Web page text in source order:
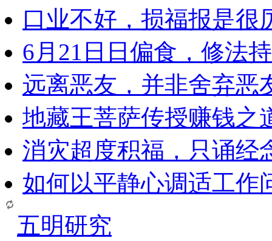
口业不好，损福报是很
6月21日日偏食，修法
远离恶友，并非舍弃恶
地藏王菩萨传授赚钱之
消灾超度积福，只诵经
如何以平静心调适工作
五明研究